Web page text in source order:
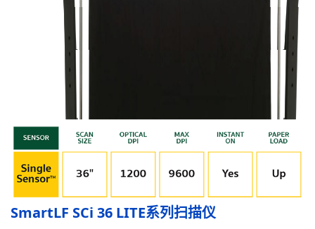
SmartLF SCi 36 LITE系列扫描仪